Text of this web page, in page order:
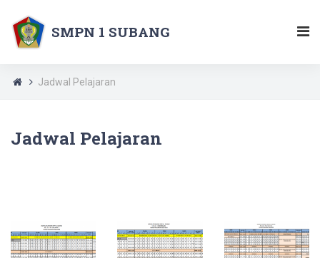
SMPN 1 SUBANG
Jadwal Pelajaran
Jadwal Pelajaran